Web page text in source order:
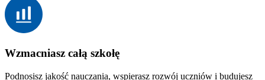
Wzmacniasz całą szkołę
Podnosisz jakość nauczania, wspierasz rozwój uczniów i budujesz